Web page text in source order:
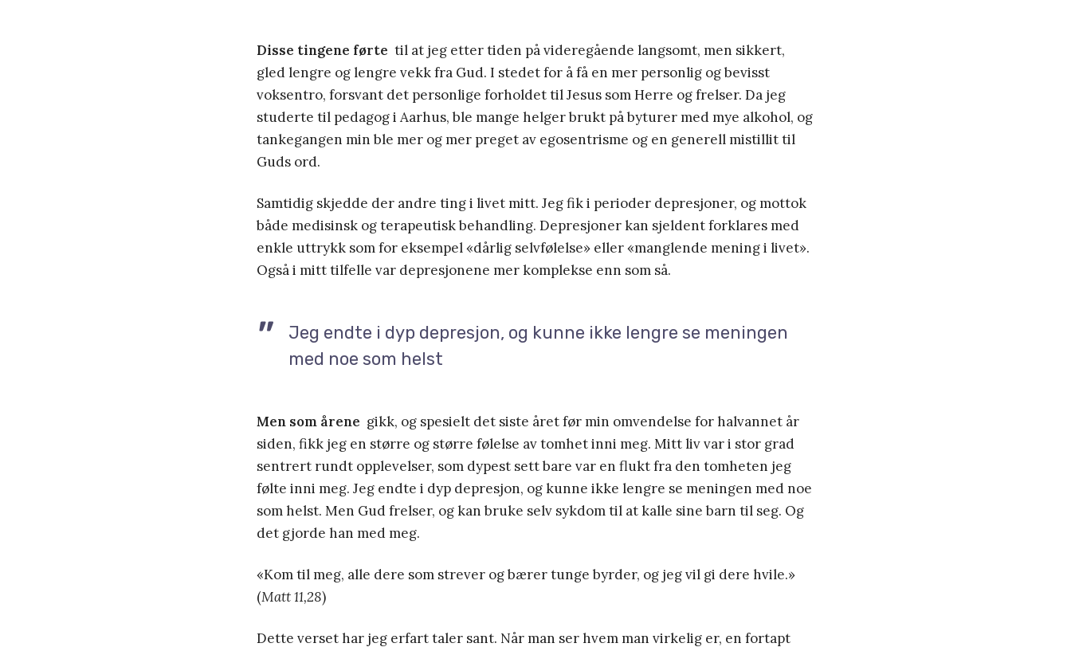
Disse tingene førte til at jeg etter tiden på videregående langsomt, men sikkert,
gled lengre og lengre vekk fra Gud. I stedet for å få en mer personlig og bevisst
voksentro, forsvant det personlige forholdet til Jesus som Herre og frelser. Da jeg
studerte til pedagog i Aarhus, ble mange helger brukt på byturer med mye alkohol, og
tankegangen min ble mer og mer preget av egosentrisme og en generell mistillit til
Guds ord.
Samtidig skjedde der andre ting i livet mitt. Jeg fik i perioder depresjoner, og mottok
både medisinsk og terapeutisk behandling. Depresjoner kan sjeldent forklares med
enkle uttrykk som for eksempel «dårlig selvfølelse» eller «manglende mening i livet».
Også i mitt tilfelle var depresjonene mer komplekse enn som så.
Jeg endte i dyp depresjon, og kunne ikke lengre se meningen
med noe som helst
Men som årene gikk, og spesielt det siste året før min omvendelse for halvannet år
siden, fikk jeg en større og større følelse av tomhet inni meg. Mitt liv var i stor grad
sentrert rundt opplevelser, som dypest sett bare var en flukt fra den tomheten jeg
følte inni meg. Jeg endte i dyp depresjon, og kunne ikke lengre se meningen med noe
som helst. Men Gud frelser, og kan bruke selv sykdom til at kalle sine barn til seg. Og
det gjorde han med meg.
«Kom til meg, alle dere som strever og bærer tunge byrder, og jeg vil gi dere hvile.»
(Matt 11,28)
Dette verset har jeg erfart taler sant. Når man ser hvem man virkelig er, en fortapt